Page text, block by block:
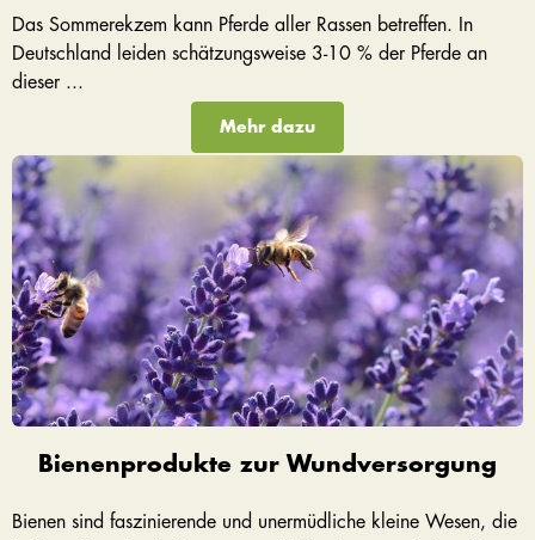
Das Sommerekzem kann Pferde aller Rassen betreffen. In
Deutschland leiden schätzungsweise 3-10 % der Pferde an
dieser ...
Mehr dazu
Bienenprodukte zur Wundversorgung
Bienen sind faszinierende und unermüdliche kleine Wesen, die